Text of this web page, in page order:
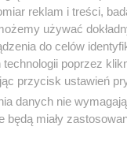
reklam i treści,
używać
do celów
poprzez
przycisk ustawień
danych nie
miały